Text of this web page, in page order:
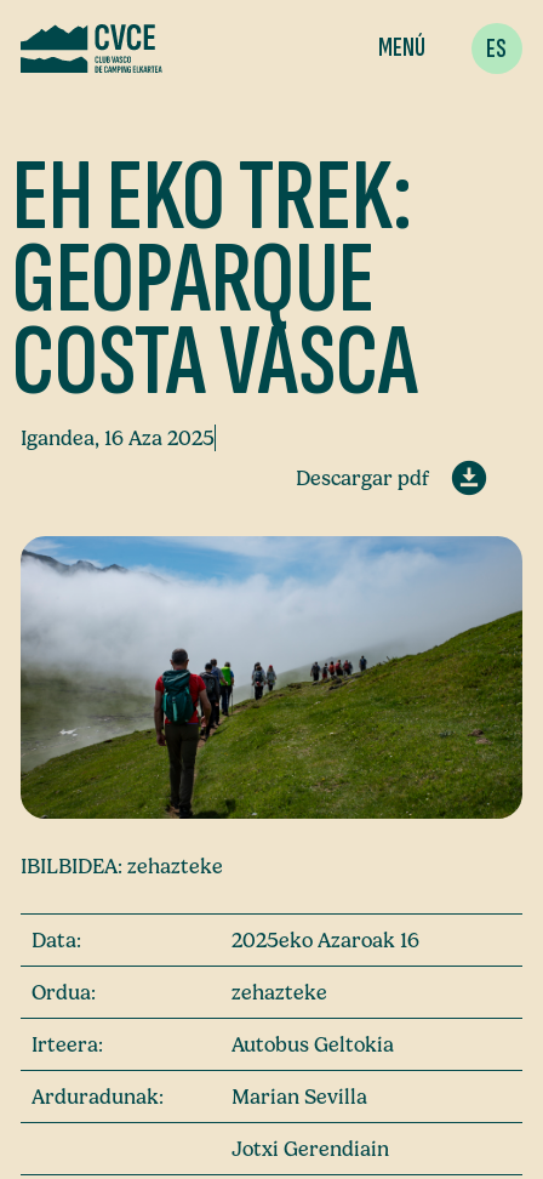
MENÚ ES
EH EKO TREK:
GEOPARQUE
COSTA VASCA
Igandea, 16 Aza 2025
Descargar pdf
IBILBIDEA: zehazteke
Data: 2025eko Azaroak 16
Ordua: zehazteke
Irteera: Autobus Geltokia
Arduradunak: Marian Sevilla
Jotxi Gerendiain